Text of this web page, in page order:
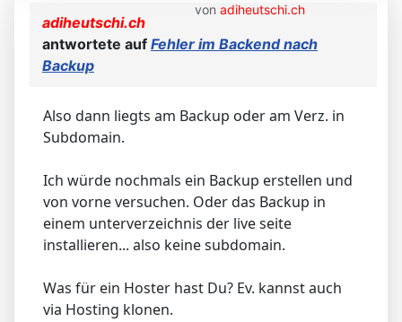
von adiheutschi.ch
adiheutschi.ch
antwortete auf Fehler im Backend nach
Backup
Also dann liegts am Backup oder am Verz. in
Subdomain.
Ich würde nochmals ein Backup erstellen und
von vorne versuchen. Oder das Backup in
einem unterverzeichnis der live seite
installieren... also keine subdomain.
Was für ein Hoster hast Du? Ev. kannst auch
via Hosting klonen.